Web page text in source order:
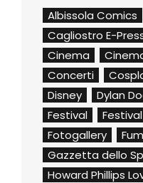
Albissola Comics
Cagliostro E-
Cinema
Concerti
Disney
Dylan
Festival
Fotogallery
Gazzetta dello
Howard Phillips